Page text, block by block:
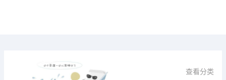
查看分类